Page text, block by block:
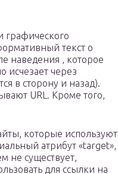
графического
текст о
наведения , которое
исчезает через
в сторону и назад).
URL. Кроме того,
которые используют
атрибут «target»,
не существует,
для ссылки на